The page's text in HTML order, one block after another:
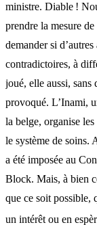
ministre. Diable !
prendre la mesure
demander si
contradictoires, à
joué, elle aussi, sans
provoqué. L’Inami,
la belge, organise
le système de soins.
a été imposée au
Block. Mais, à bien
que ce soit possible,
un intérêt ou en